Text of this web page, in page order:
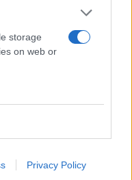
storage
on web or
Privacy Policy
σε μερίδα του
ιστορίες που
εδώ και χρόνια
της ΕΥΠ;
στην Ελλάδα με παράνομες